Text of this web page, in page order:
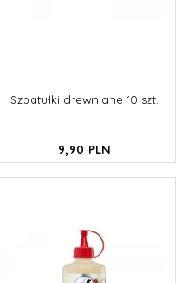
Szpatułki drewniane 10 szt.
9,90 PLN